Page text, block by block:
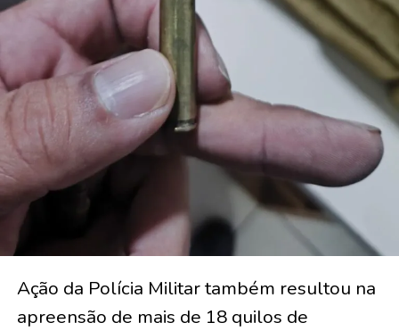
Ação da Polícia Militar também resultou na
apreensão de mais de 18 quilos de